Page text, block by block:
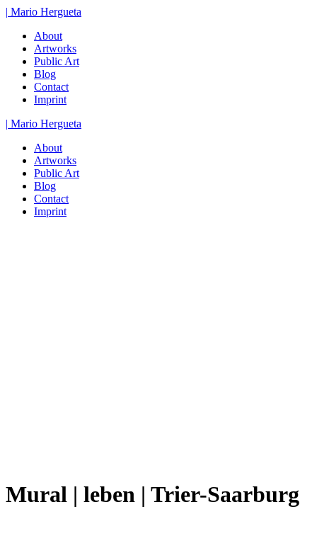
Zum
springen
| Mario Hergueta
About
Artworks
Public Art
Blog
Contact
Imprint
| Mario Hergueta
About
Artworks
Public Art
Blog
Contact
Imprint
Mural | leben | Trier-Saarburg